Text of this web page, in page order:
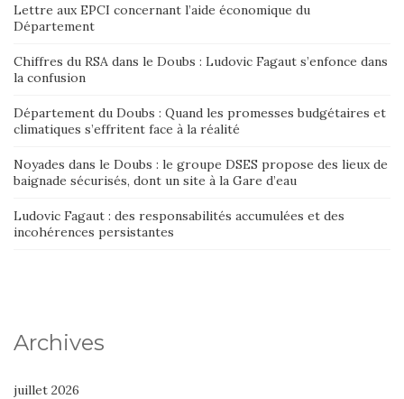
Lettre aux EPCI concernant l’aide économique du
Département
Chiffres du RSA dans le Doubs : Ludovic Fagaut s’enfonce dans
la confusion
Département du Doubs : Quand les promesses budgétaires et
climatiques s’effritent face à la réalité
Noyades dans le Doubs : le groupe DSES propose des lieux de
baignade sécurisés, dont un site à la Gare d’eau
Ludovic Fagaut : des responsabilités accumulées et des
incohérences persistantes
Archives
juillet 2026